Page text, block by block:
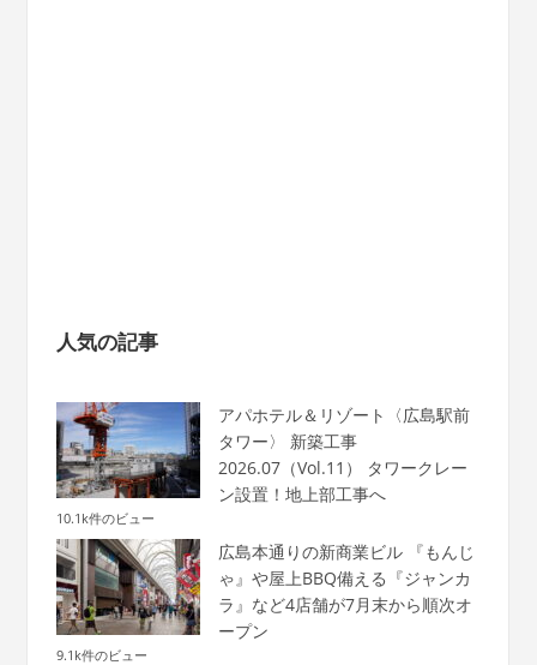
人気の記事
アパホテル＆リゾート〈広島駅前
タワー〉 新築工事
2026.07（Vol.11） タワークレー
ン設置！地上部工事へ
10.1k件のビュー
広島本通りの新商業ビル 『もんじ
ゃ』や屋上BBQ備える『ジャンカ
ラ』など4店舗が7月末から順次オ
ープン
9.1k件のビュー